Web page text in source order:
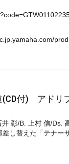
付) アドリ
彰/B. 上村 信/Ds.
し替えた「テナー